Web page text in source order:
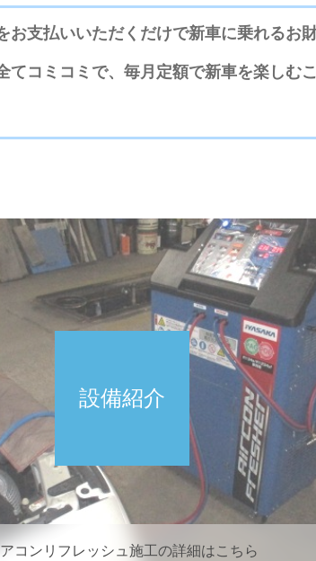
支払いいただくだけで新車に乗れるお
コミコミで、毎月定額で新車を楽しむ
設備紹介
コンリフレッシュ施工の詳細はこちら